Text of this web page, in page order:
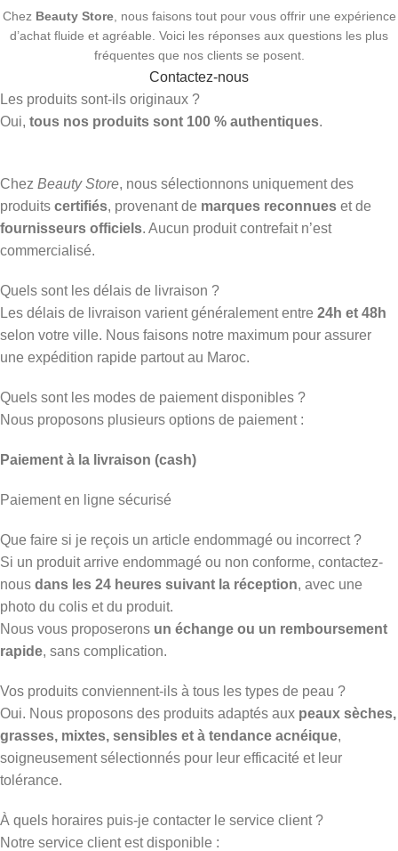
Chez Beauty Store, nous faisons tout pour vous offrir une expérience
d’achat fluide et agréable. Voici les réponses aux questions les plus
fréquentes que nos clients se posent.
Contactez-nous
Les produits sont-ils originaux ?
Oui, tous nos produits sont 100 % authentiques.
Chez Beauty Store, nous sélectionnons uniquement des
produits certifiés, provenant de marques reconnues et de
fournisseurs officiels. Aucun produit contrefait n’est
commercialisé.
Quels sont les délais de livraison ?
Les délais de livraison varient généralement entre 24h et 48h
selon votre ville. Nous faisons notre maximum pour assurer
une expédition rapide partout au Maroc.
Quels sont les modes de paiement disponibles ?
Nous proposons plusieurs options de paiement :
Paiement à la livraison (cash)
Paiement en ligne sécurisé
Que faire si je reçois un article endommagé ou incorrect ?
Si un produit arrive endommagé ou non conforme, contactez-
nous dans les 24 heures suivant la réception, avec une
photo du colis et du produit.
Nous vous proposerons un échange ou un remboursement
rapide, sans complication.
Vos produits conviennent-ils à tous les types de peau ?
Oui. Nous proposons des produits adaptés aux peaux sèches,
grasses, mixtes, sensibles et à tendance acnéique,
soigneusement sélectionnés pour leur efficacité et leur
tolérance.
À quels horaires puis-je contacter le service client ?
Notre service client est disponible :